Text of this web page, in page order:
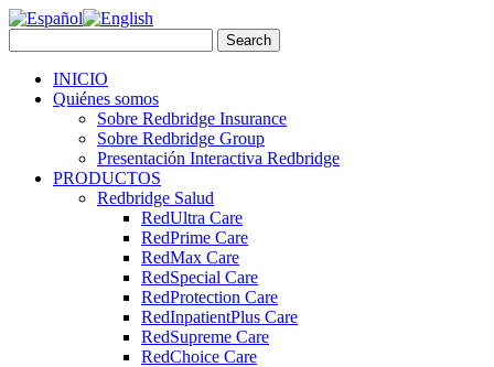
INICIO
Quiénes somos
Sobre Redbridge Insurance
Sobre Redbridge Group
Presentación Interactiva Redbridge
PRODUCTOS
Redbridge Salud
RedUltra Care
RedPrime Care
RedMax Care
RedSpecial Care
RedProtection Care
RedInpatientPlus Care
RedSupreme Care
RedChoice Care